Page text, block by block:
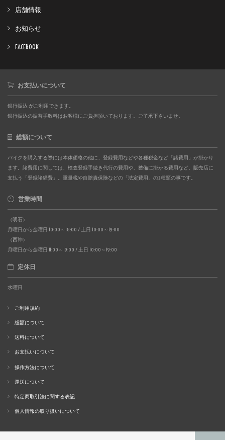
店舗情報
お知らせ
FACEBOOK
お支払いについて
銀行振込 がご利用できます。
銀行振込の振替手数料はお客様にご負担頂いております。ご了承下さいませ。
総額について
バイクを購入する際には本体価格の他に、登録費用などや各種税金など「諸費用」が掛かり
ます。諸費用に関しては、検査登録手続き代行の費用や、整備に掛かる費用など、販売店に
支払う「登録諸経費」。重量税や自賠責保険などの「法定費用」の2種類の事です。
営業時間
（明石）
月曜日から金曜日 10:00～18:00 / 土日 10:00～19:00
（西神）
月曜日から金曜日 11:00～19:00 / 土日 10:00～19:00
定休日
水曜日
ご利用規約
総額について
送料について
お支払いについて
操作方法について
運送について
特定商取引法に関する表記
個人情報の取り扱いについて